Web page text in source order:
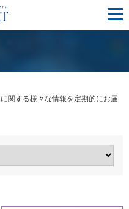
メ
ニ
ュ
関する様々な情報を定期的にお届